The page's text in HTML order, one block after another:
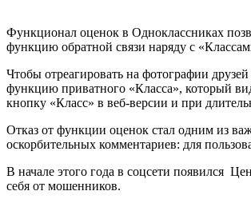
Функционал оценок в Одноклассниках
функцию обратной связи наряду с
Чтобы отреагировать на фотографии
функцию приватного «Класса», который
кнопку «Класс» в веб-версии и при
Отказ от функции оценок стал одним из
оскорбительных комментариев: для
В начале этого года в соцсети появился
себя от мошенников.